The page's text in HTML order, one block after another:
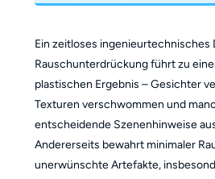
Ein zeitloses ingenieurtechnisches
Rauschunterdrückung führt zu
plastischen Ergebnis – Gesichter
Texturen verschwommen und
entscheidende Szenenhinweise
Andererseits bewahrt minimaler
unerwünschte Artefakte,